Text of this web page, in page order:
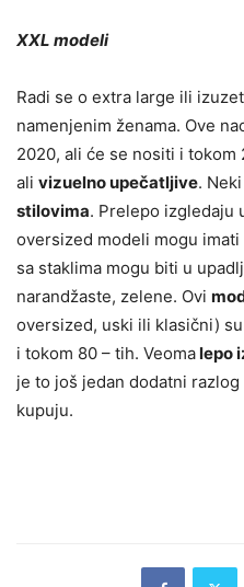
XXL modeli
Radi se o extra large ili
namenjenim ženama. Ove
2020, ali će se nositi i tokom
ali vizuelno upečatljive.
stilovima. Prelepo izgledaju
oversized modeli mogu
sa staklima mogu biti u
narandžaste, zelene. Ovi
oversized, uski ili klasični) su
i tokom 80 – tih. Veomalepo
je to još jedan dodatni
kupuju.